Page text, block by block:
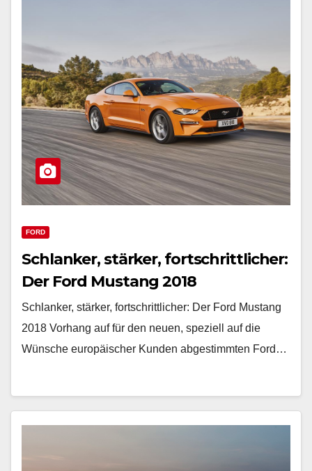
FORD
Schlanker, stärker, fortschrittlicher:
Der Ford Mustang 2018
Schlanker, stärker, fortschrittlicher: Der Ford Mustang
2018 Vorhang auf für den neuen, speziell auf die
Wünsche europäischer Kunden abgestimmten Ford…